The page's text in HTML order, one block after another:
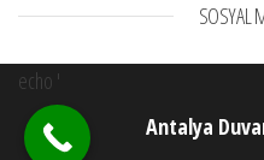
SOSYAL
echo '
Antalya